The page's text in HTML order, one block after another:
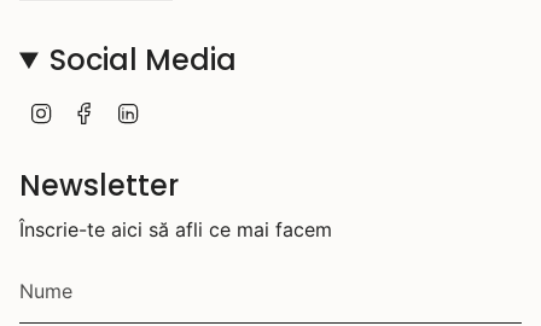
Social Media
a
r
e
b
o
k
e
i
Newsletter
Înscrie-te aici să afli ce mai facem